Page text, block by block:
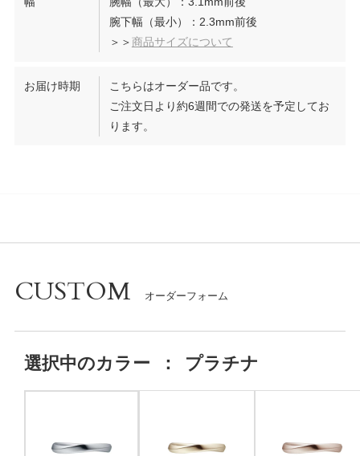
腕下幅（最小）：2.3mm前後
＞＞商品サイズについて
お届け時期
こちらはオーダー品です。
ご注文日より約6週間での発送を予定してお
ります。
CUSTOM
選択中のカラー ： プラチナ